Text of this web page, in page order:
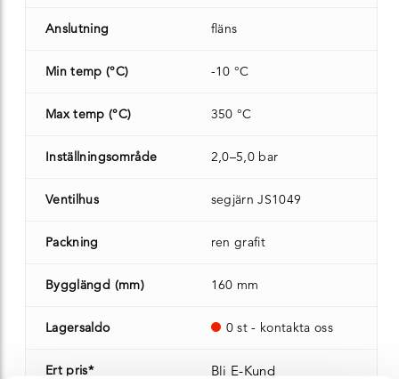
Anslutning fläns
Min temp (°C) -10 °C
Max temp (°C) 350 °C
Inställningsområde 2,0–5,0 bar
Ventilhus segjärn JS1049
Packning ren grafit
Bygglängd (mm) 160 mm
Lagersaldo 0 st - kontakta oss
Ert pris* Bli E-Kund